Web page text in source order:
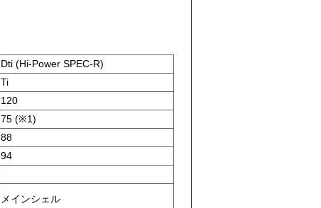
Dti (Hi-Power SPEC-R)
Ti
120
75 (※1)
88
94
メインシェル